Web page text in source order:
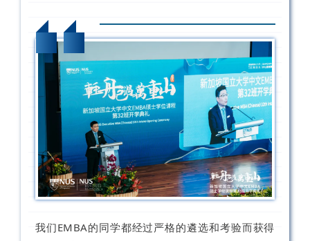
我们EMBA的同学都经过严格的遴选和考验而获得